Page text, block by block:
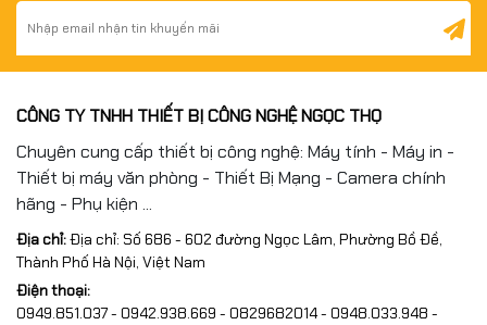
CÔNG TY TNHH THIẾT BỊ CÔNG NGHỆ NGỌC THỌ
Chuyên cung cấp thiết bị công nghệ: Máy tính - Máy in -
Thiết bị máy văn phòng - Thiết Bị Mạng - Camera chính
hãng - Phụ kiện ...
Địa chỉ:Địa chỉ: Số 686 - 602 đường Ngọc Lâm, Phường Bồ Đề,
Thành Phố Hà Nội, Việt Nam
Điện thoại:
0949.851.037 - 0942.938.669 - 0829682014 - 0948.033.948 -